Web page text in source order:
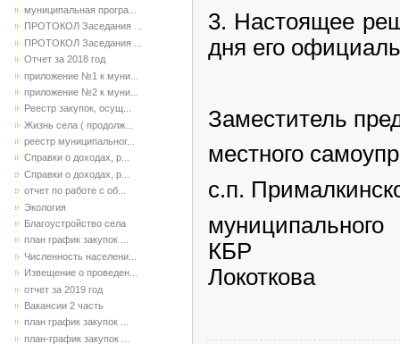
муниципальная програ...
ПРОТОКОЛ Заседания ...
ПРОТОКОЛ Заседания ...
Отчет за 2018 год
приложение №1 к муни...
приложение №2 к муни...
Реестр закупок, осущ...
Жизнь села ( продолж...
реестр муниципальног...
Справки о доходах, р...
Справки о доходах, р...
отчет по работе с об...
Экология
Благоустройство села
план график закупок ...
Численность населени...
Извещение о проведен...
отчет за 2019 год
Вакансии 2 часть
план график закупок ...
план-график закупок ...
3. Настоящее
дня его
Заместитель
местного
с.п.
Локоткова